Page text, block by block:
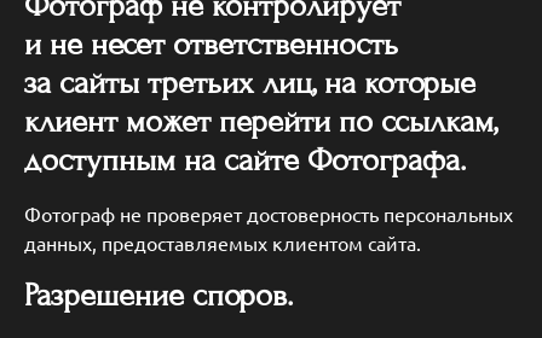
и не несет ответственность
за сайты третьих лиц, на которые
клиент может перейти по ссылкам,
доступным на сайте Фотографа.
Фотограф не проверяет достоверность персональных
данных, предоставляемых клиентом сайта.
Разрешение споров.